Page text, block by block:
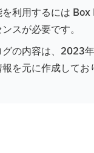
利用するには
スが必要です。
の内容は、2023
を元に作成してお